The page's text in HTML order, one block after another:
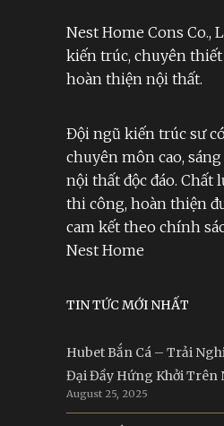
Nest Home Cons Co.,
kiến trúc, chuyên
hoàn thiện nội thất.
Đội ngũ kiến trúc sư
chuyên môn cao,
nội thất độc đáo. Chất
thi công, hoàn thiện
cam kết theo chính
Nest Home
TIN TỨC MỚI NHẤT
Hubet Bắn Cá – Trải
Đại Đầy Hứng Khởi Trên
August 25, 2025